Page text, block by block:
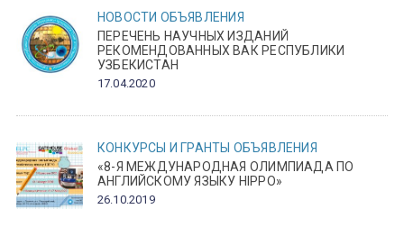
НОВОСТИ ОБЪЯВЛЕНИЯ
ПЕРЕЧЕНЬ НАУЧНЫХ ИЗДАНИЙ
РЕКОМЕНДОВАННЫХ ВАК РЕСПУБЛИКИ
УЗБЕКИСТАН
17.04.2020
КОНКУРСЫ И ГРАНТЫ ОБЪЯВЛЕНИЯ
«8-Я МЕЖДУНАРОДНАЯ ОЛИМПИАДА ПО
АНГЛИЙСКОМУ ЯЗЫКУ HIPPO»
26.10.2019